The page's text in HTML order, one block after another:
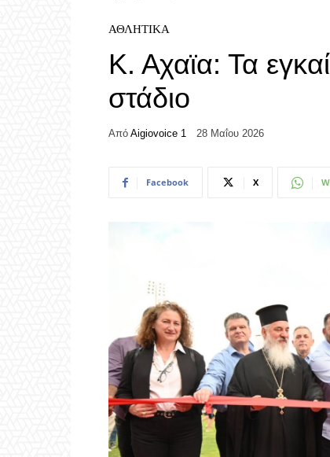
ΑΘΛΗΤΙΚΆ
Κ. Αχαϊα: Τα
στάδιο
Από Aigiovoice 1 28 Μαΐου 2026
Facebook X